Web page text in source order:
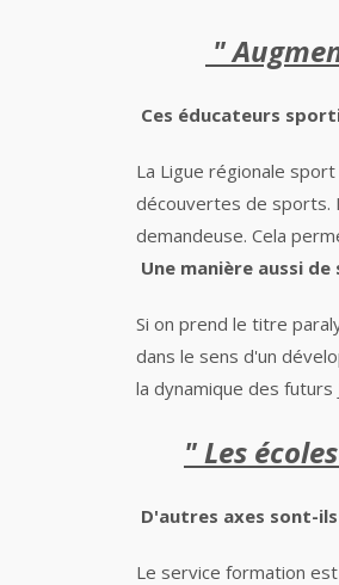
"
Ces éducateurs
La Ligue régionale
découvertes de sports.
demandeuse. Cela
Une manière aussi
Si on prend le titre
dans le sens d'un
la dynamique des
" Les
D'autres axes sont-
Le service formation